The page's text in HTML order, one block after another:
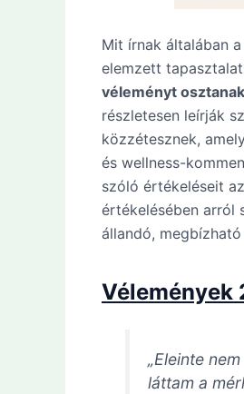
Mit írnak általában
elemzett
véleményt
részletesen leírják
közzétesznek,
és wellness-
szóló értékeléseit
értékelésében arról
állandó,
Vélemények
„Eleinte
láttam a